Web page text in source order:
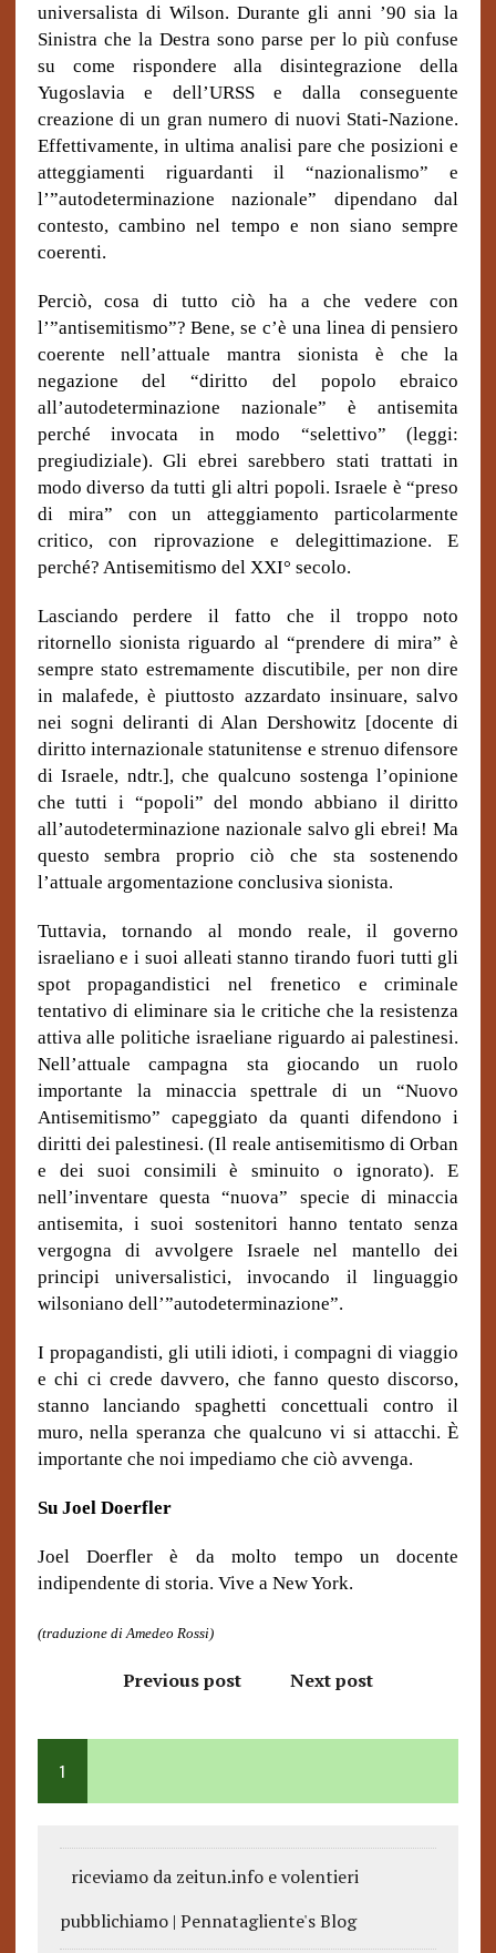
universalista di Wilson. Durante gli anni ’90 sia la
Sinistra che la Destra sono parse per lo più confuse
su come rispondere alla disintegrazione della
Yugoslavia e dell’URSS e dalla conseguente
creazione di un gran numero di nuovi Stati-Nazione.
Effettivamente, in ultima analisi pare che posizioni e
atteggiamenti riguardanti il “nazionalismo” e
l’”autodeterminazione nazionale” dipendano dal
contesto, cambino nel tempo e non siano sempre
coerenti.
Perciò, cosa di tutto ciò ha a che vedere con
l’”antisemitismo”? Bene, se c’è una linea di pensiero
coerente nell’attuale mantra sionista è che la
negazione del “diritto del popolo ebraico
all’autodeterminazione nazionale” è antisemita
perché invocata in modo “selettivo” (leggi:
pregiudiziale). Gli ebrei sarebbero stati trattati in
modo diverso da tutti gli altri popoli. Israele è “preso
di mira” con un atteggiamento particolarmente
critico, con riprovazione e delegittimazione. E
perché? Antisemitismo del XXI° secolo.
Lasciando perdere il fatto che il troppo noto
ritornello sionista riguardo al “prendere di mira” è
sempre stato estremamente discutibile, per non dire
in malafede, è piuttosto azzardato insinuare, salvo
nei sogni deliranti di Alan Dershowitz [docente di
diritto internazionale statunitense e strenuo difensore
di Israele, ndtr.], che qualcuno sostenga l’opinione
che tutti i “popoli” del mondo abbiano il diritto
all’autodeterminazione nazionale salvo gli ebrei! Ma
questo sembra proprio ciò che sta sostenendo
l’attuale argomentazione conclusiva sionista.
Tuttavia, tornando al mondo reale, il governo
israeliano e i suoi alleati stanno tirando fuori tutti gli
spot propagandistici nel frenetico e criminale
tentativo di eliminare sia le critiche che la resistenza
attiva alle politiche israeliane riguardo ai palestinesi.
Nell’attuale campagna sta giocando un ruolo
importante la minaccia spettrale di un “Nuovo
Antisemitismo” capeggiato da quanti difendono i
diritti dei palestinesi. (Il reale antisemitismo di Orban
e dei suoi consimili è sminuito o ignorato). E
nell’inventare questa “nuova” specie di minaccia
antisemita, i suoi sostenitori hanno tentato senza
vergogna di avvolgere Israele nel mantello dei
principi universalistici, invocando il linguaggio
wilsoniano dell’”autodeterminazione”.
I propagandisti, gli utili idioti, i compagni di viaggio
e chi ci crede davvero, che fanno questo discorso,
stanno lanciando spaghetti concettuali contro il
muro, nella speranza che qualcuno vi si attacchi. È
importante che noi impediamo che ciò avvenga.
Su Joel Doerfler
Joel Doerfler è da molto tempo un docente
indipendente di storia. Vive a New York.
(traduzione di Amedeo Rossi)
Previous post Next post
1
riceviamo da zeitun.info e volentieri
pubblichiamo | Pennatagliente's Blog